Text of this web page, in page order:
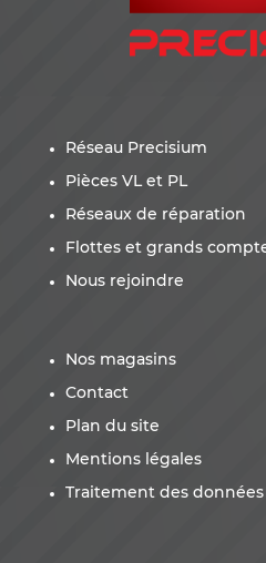
Réseau Precisium
Pièces VL et PL
Réseaux de réparation
Flottes et grands
Nous rejoindre
Nos magasins
Contact
Plan du site
Mentions légales
Traitement des données